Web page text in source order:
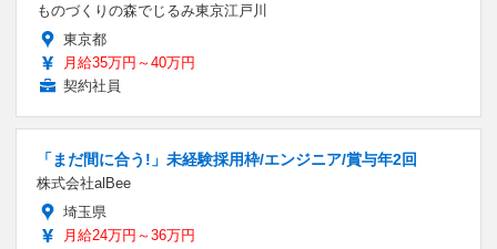
ものづくりの森でじるみ東京江戸川
東京都
月給35万円～40万円
契約社員
「まだ間に合う!」未経験採用枠/エンジニア/賞与年2回
株式会社alBee
埼玉県
月給24万円～36万円